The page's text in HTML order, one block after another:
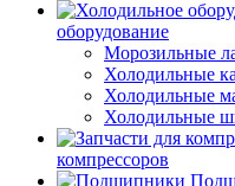
оборудование
Морозильные
Холодильные
Холодильные
Холодильные
компрессоров